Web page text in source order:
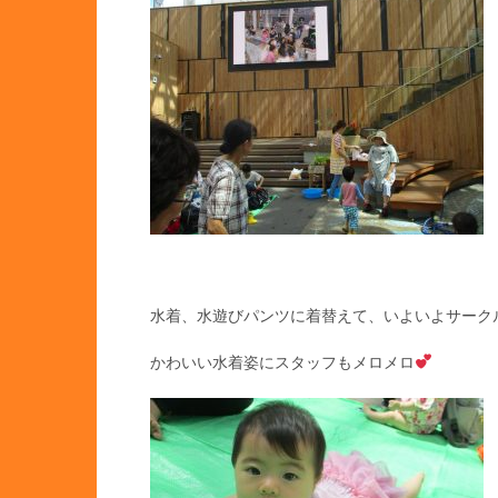
水着、水遊びパンツに着替えて、いよいよサーク
かわいい水着姿にスタッフもメロメロ